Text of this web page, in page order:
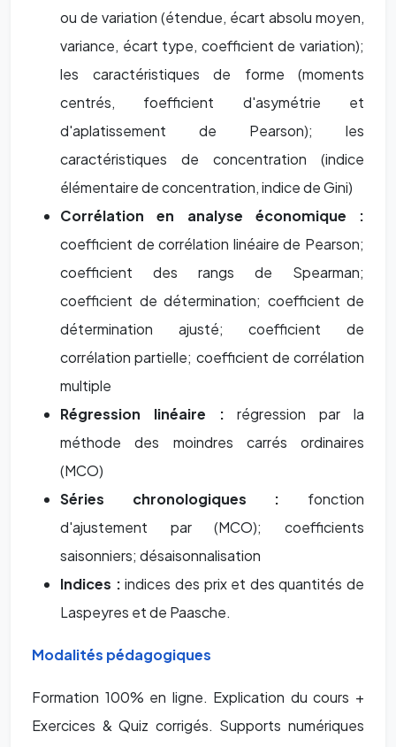
ou de variation (étendue, écart absolu moyen,
variance, écart type, coefficient de variation);
les caractéristiques de forme (moments
centrés, foefficient d'asymétrie et
d'aplatissement de Pearson); les
caractéristiques de concentration (indice
élémentaire de concentration, indice de Gini)
Corrélation en analyse économique :
coefficient de corrélation linéaire de Pearson;
coefficient des rangs de Spearman;
coefficient de détermination; coefficient de
détermination ajusté; coefficient de
corrélation partielle; coefficient de corrélation
multiple
Régression linéaire : régression par la
méthode des moindres carrés ordinaires
(MCO)
Séries chronologiques : fonction
d'ajustement par (MCO); coefficients
saisonniers; désaisonnalisation
Indices : indices des prix et des quantités de
Laspeyres et de Paasche.
Modalités pédagogiques
Formation 100% en ligne. Explication du cours +
Exercices & Quiz corrigés. Supports numériques